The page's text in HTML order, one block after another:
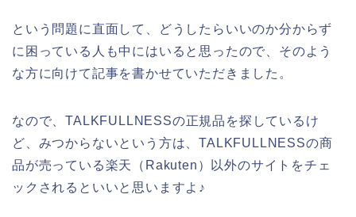
という問題に直面して、どうしたらいいのか分からず
に困っている人も中にはいると思ったので、そのよう
な方に向けて記事を書かせていただきました。
なので、TALKFULLNESSの正規品を探しているけ
ど、みつからないという方は、TALKFULLNESSの商
品が売っている楽天（Rakuten）以外のサイトをチェ
ックされるといいと思いますよ♪